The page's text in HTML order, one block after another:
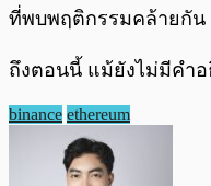
ที่พบพฤติกรรมคล้ายกัน
ถึงตอนนี้ แม้ยังไม่มีคำอ
binance ethereum